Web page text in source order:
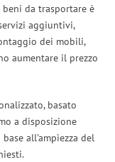
da trasportare è
aggiuntivi,
dei mobili,
aumentare il prezzo
basato
a disposizione
all’ampiezza del